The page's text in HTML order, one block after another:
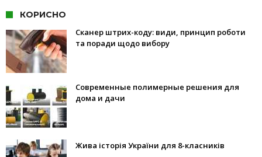
КОРИСНО
Сканер штрих-коду: види, принцип роботи
та поради щодо вибору
Современные полимерные решения для
дома и дачи
Жива історія України для 8-класників